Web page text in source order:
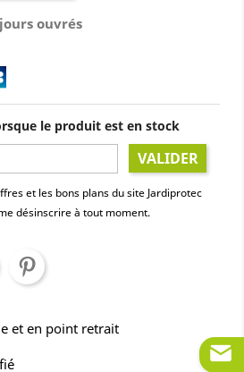
ouvrés
le produit est en stock
VALIDER
et les bons plans du site Jardiprotec
désinscrire à tout moment.
et en point retrait